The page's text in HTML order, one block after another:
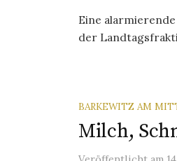
Eine
der
BARKEWITZ AM
Milch,